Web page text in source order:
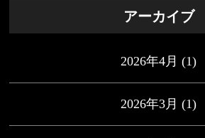
アーカイブ
2026年4月 (1)
2026年3月 (1)